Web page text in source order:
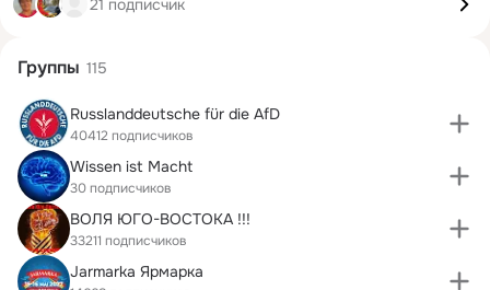
Группы 115
Russlanddeutsche für die AfD
40412 подписчиков
Wissen ist Macht
30 подписчиков
ВОЛЯ ЮГО-ВОСТОКА !!!
33211 подписчиков
Jarmarka Ярмарка